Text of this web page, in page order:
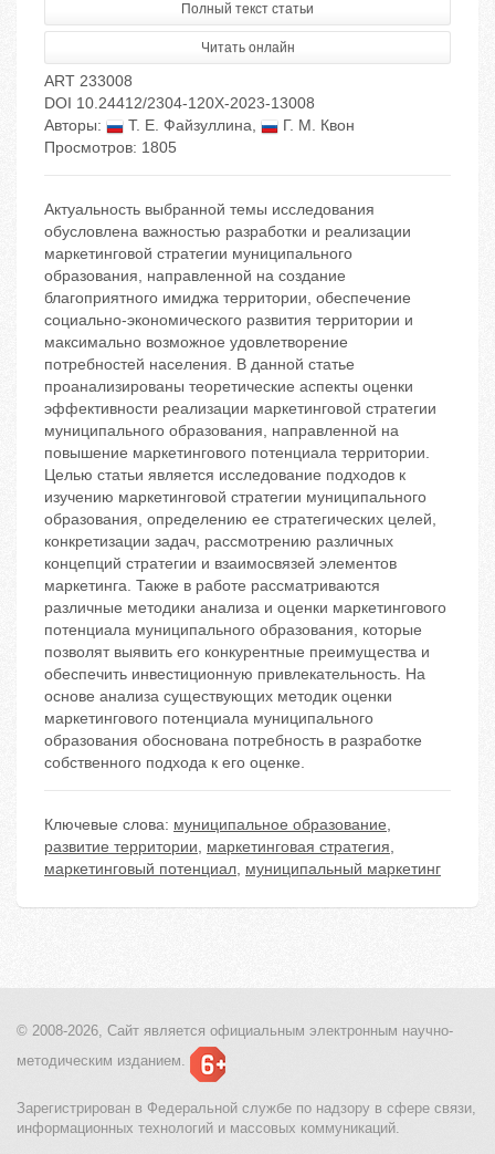
Полный текст статьи
Читать онлайн
ART 233008
DOI 10.24412/2304-120X-2023-13008
Авторы:
Т. Е. Файзуллина,
Г. М. Квон
Просмотров: 1805
Актуальность выбранной темы исследования
обусловлена важностью разработки и реализации
маркетинговой стратегии муниципального
образования, направленной на создание
благоприятного имиджа территории, обеспечение
социально-экономического развития территории и
максимально возможное удовлетворение
потребностей населения. В данной статье
проанализированы теоретические аспекты оценки
эффективности реализации маркетинговой стратегии
муниципального образования, направленной на
повышение маркетингового потенциала территории.
Целью статьи является исследование подходов к
изучению маркетинговой стратегии муниципального
образования, определению ее стратегических целей,
конкретизации задач, рассмотрению различных
концепций стратегии и взаимосвязей элементов
маркетинга. Также в работе рассматриваются
различные методики анализа и оценки маркетингового
потенциала муниципального образования, которые
позволят выявить его конкурентные преимущества и
обеспечить инвестиционную привлекательность. На
основе анализа существующих методик оценки
маркетингового потенциала муниципального
образования обоснована потребность в разработке
собственного подхода к его оценке.
Ключевые слова: муниципальное образование,
развитие территории, маркетинговая стратегия,
маркетинговый потенциал, муниципальный маркетинг
© 2008-2026, Сайт является официальным электронным научно-
методическим изданием.
Зарегистрирован в Федеральной службе по надзору в сфере связи,
информационных технологий и массовых коммуникаций.